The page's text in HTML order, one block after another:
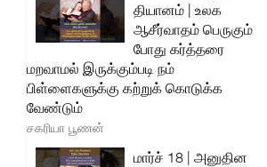
தியானம் | உலக
ஆசீர்வாதம் பெருகும்
போது கர்த்தரை
மறவாமல் இருக்கும்படி நம்
பிள்ளைகளுக்கு கற்றுக் கொடுக்க
வேண்டும்
சகரியா பூணன்
மார்ச் 18 | அனுதின